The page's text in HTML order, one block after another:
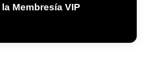
Membresía VIP